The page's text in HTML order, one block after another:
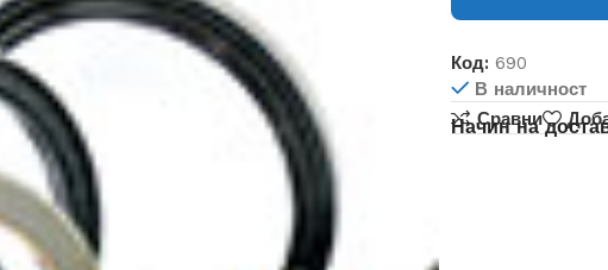
Код: 690
В наличност
Сравни
Начин на